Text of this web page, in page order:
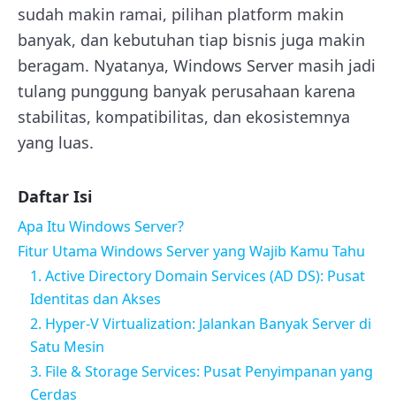
sudah makin ramai, pilihan platform makin
banyak, dan kebutuhan tiap bisnis juga makin
beragam. Nyatanya, Windows Server masih jadi
tulang punggung banyak perusahaan karena
stabilitas, kompatibilitas, dan ekosistemnya
yang luas.
Daftar Isi
Apa Itu Windows Server?
Fitur Utama Windows Server yang Wajib Kamu Tahu
1. Active Directory Domain Services (AD DS): Pusat
Identitas dan Akses
2. Hyper-V Virtualization: Jalankan Banyak Server di
Satu Mesin
3. File & Storage Services: Pusat Penyimpanan yang
Cerdas